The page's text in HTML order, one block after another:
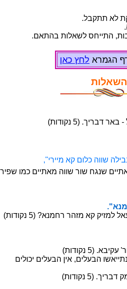
קמנ
תוטושפ תולאשה ןמ קלח
ןאכ ץחל תלבקל
תולאשה
הנשמהש חכומ דציכ
הושל חגנש הנמ הוושבו"
הוש רושב רבודמש י"שר שריפ
'ר"
'רד אבילאש תרמוא ארמגה ןיא עודמ
הנימ אקפנ בותכ
(א"ע ב"נ ןישודיק) ןנחוי 'ר תעדל
וניתייגוס םאה